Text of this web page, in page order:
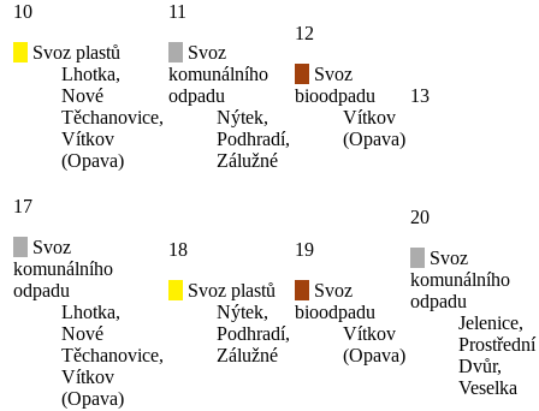
10
Svoz plastů
Lhotka,
Nové
Těchanovice,
Vítkov
(Opava)
11
Svoz
komunálního
odpadu
Nýtek,
Podhradí,
Zálužné
12
Svoz
bioodpadu
Vítkov
(Opava)
13
17
Svoz
komunálního
odpadu
Lhotka,
Nové
Těchanovice,
Vítkov
(Opava)
18
Svoz plastů
Nýtek,
Podhradí,
Zálužné
19
Svoz
bioodpadu
Vítkov
(Opava)
20
Svoz
komunálního
odpadu
Jelenice,
Prostřední
Dvůr,
Veselka